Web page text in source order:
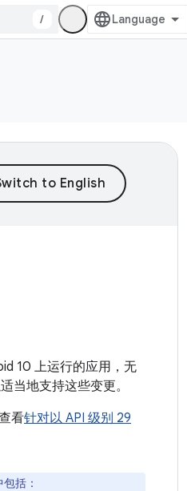
/
10 上运行的应用，无
当地支持这些变更。
看针对以 API 级别 29
括：